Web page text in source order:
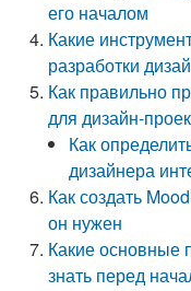
его началом
Какие
разработки
Как правильно
для дизайн-
Как
дизайнера
Как создать
он нужен
Какие основные
знать перед